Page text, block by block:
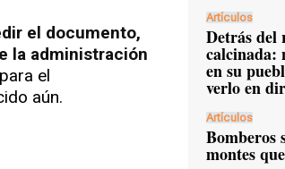
el documento,
la administración
el
aún.
Artículos
Detrás del reportero, su casa
calcinada:
en su
verlo en
Artículos
Bomberos sin contrato en los
montes